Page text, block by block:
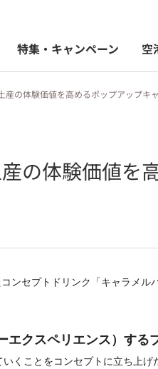
特集・キャンペーン 空
の体験価値を高めるポップアップキ
の体験価値を
ンセプトドリンク「キャラメル
クスペリエンス） する
くことをコンセプトに立ち上げ